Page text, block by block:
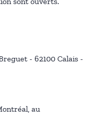
- 62100 Calais -
au